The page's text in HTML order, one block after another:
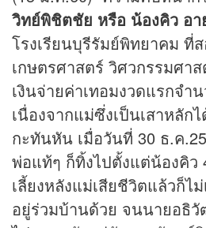
วิทย์พิชิตชัย หรือ น้องคิว อา
โรงเรียนบุรีรัมย์พิทยาคม ที่
เกษตรศาสตร์ วิศวกรรมศา
เงินจ่ายค่าเทอมงวดแรกจำ
เนื่องจากแม่ซึ่งเป็นเสาหลัก
กะทันหัน เมื่อวันที่ 30 ธ.ค
พ่อแท้ๆ ก็ทิ้งไปตั้งแต่น้องคิ
เลี้ยงหลังแม่เสียชีวิตแล้วก็ไ
อยู่ร่วมบ้านด้วย จนนายอธิ